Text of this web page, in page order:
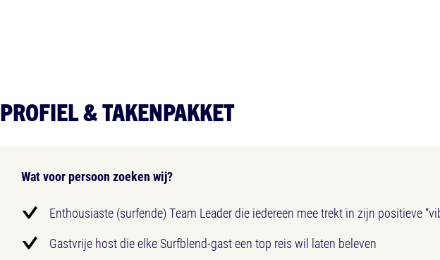
PROFIEL & TAKENPAKKET
Wat voor persoon zoeken wij?
Enthousiaste (surfende) Team Leader die iedereen mee trekt in zijn positieve
Gastvrije host die elke Surfblend-gast een top reis wil laten beleven